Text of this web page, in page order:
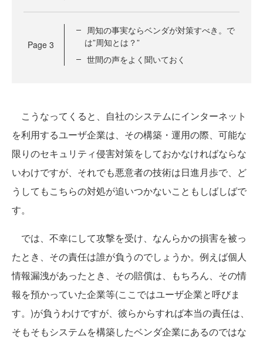
Page 3
周知の事実ならベンダが対策すべき。で
は”周知とは？”
世間の声をよく聞いておく
こうなってくると、自社のシステムにインターネット
を利用するユーザ企業は、その構築・運用の際、可能な
限りのセキュリティ侵害対策をしておかなければならな
いわけですが、それでも悪意者の技術は日進月歩で、ど
うしてもこちらの対処が追いつかないこともしばしばで
す。
では、不幸にして攻撃を受け、なんらかの損害を被っ
たとき、その責任は誰が負うのでしょうか。例えば個人
情報漏洩があったとき、その賠償は、もちろん、その情
報を預かっていた企業等(ここではユーザ企業と呼びま
す。)が負うわけですが、彼らからすれば本当の責任は、
そもそもシステムを構築したベンダ企業にあるのではな